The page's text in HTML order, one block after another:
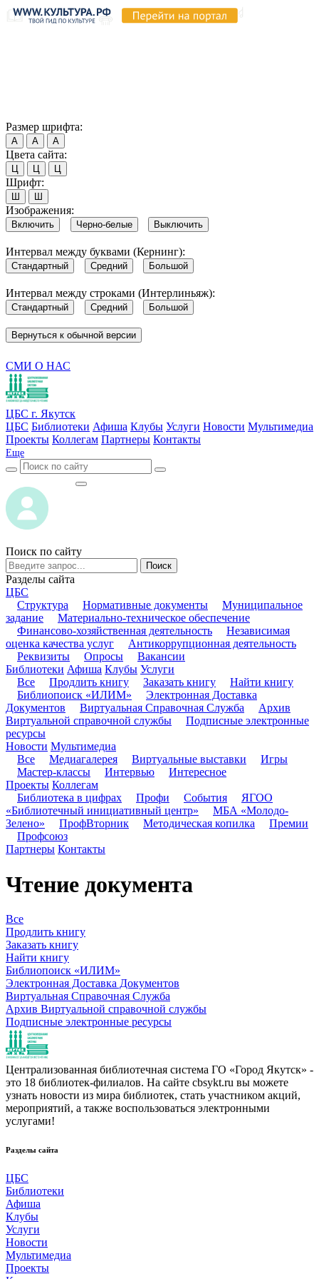
Размер шрифта:
А А А
Цвета сайта:
Ц Ц Ц
Шрифт:
Ш Ш
Изображения:
Включить Черно-белые Выключить
Интервал между буквами (Кернинг):
Стандартный Средний Большой
Интервал между строками (Интерлиньяж):
Стандартный Средний Большой
Вернуться к обычной версии
СМИ О НАС
ЦБС г. Якутск
ЦБС Библиотеки Афиша Клубы Услуги Новости Мультимедиа
Проекты Коллегам Партнеры Контакты
Еще
Поиск по сайту
Поиск
Разделы сайта
ЦБС
Структура
Нормативные документы
Муниципальное
задание
Материально-техническое обеспечение
Финансово-хозяйственная деятельность
Независимая
оценка качества услуг
Антикоррупционная деятельность
Реквизиты
Опросы
Вакансии
Библиотеки Афиша Клубы Услуги
Все
Продлить книгу Заказать книгу
Найти книгу
Библиопоиск «ИЛИМ»
Электронная Доставка
Документов
Виртуальная Справочная Служба
Архив
Виртуальной справочной службы
Подписные электронные
ресурсы
Новости Мультимедиа
Все
Медиагалерея Виртуальные выставки
Игры
Мастер-классы
Интервью
Интересное
Проекты Коллегам
Библиотека в цифрах
Профи События
ЯГОО
«Библиотечный инициативный центр»
МБА «Молодо-
Зелено»
ПрофВторник Методическая копилка
Премии
Профсоюз
Партнеры Контакты
Чтение документа
Все
Продлить книгу
Заказать книгу
Найти книгу
Библиопоиск «ИЛИМ»
Электронная Доставка Документов
Виртуальная Справочная Служба
Архив Виртуальной справочной службы
Подписные электронные ресурсы
Централизованная библиотечная система ГО «Город Якутск» -
это 18 библиотек-филиалов. На сайте cbsykt.ru вы можете
узнать новости из мира библиотек, стать участником акций,
мероприятий, а также воспользоваться электронными
услугами!
Разделы сайта
ЦБС
Библиотеки
Афиша
Клубы
Услуги
Новости
Мультимедиа
Проекты